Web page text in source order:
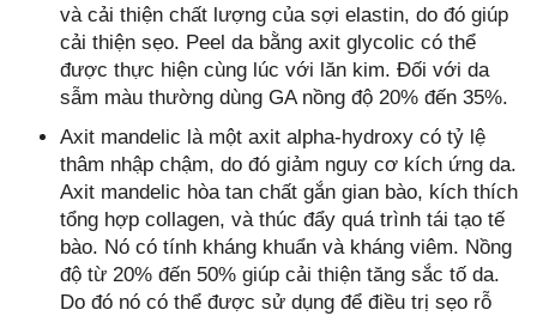
và cải thiện chất lượng của sợi elastin, do đó giúp
cải thiện sẹo. Peel da bằng axit glycolic có thể
được thực hiện cùng lúc với lăn kim. Đối với da
sẫm màu thường dùng GA nồng độ 20% đến 35%.
Axit mandelic là một axit alpha-hydroxy có tỷ lệ
thâm nhập chậm, do đó giảm nguy cơ kích ứng da.
Axit mandelic hòa tan chất gắn gian bào, kích thích
tổng hợp collagen, và thúc đẩy quá trình tái tạo tế
bào. Nó có tính kháng khuẩn và kháng viêm. Nồng
độ từ 20% đến 50% giúp cải thiện tăng sắc tố da.
Do đó nó có thể được sử dụng để điều trị sẹo rỗ